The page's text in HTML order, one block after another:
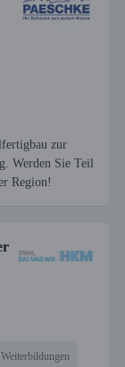
zur
Werden Sie Teil
Region!
Weiterbildungen